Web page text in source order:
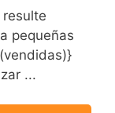
pequeñas
...